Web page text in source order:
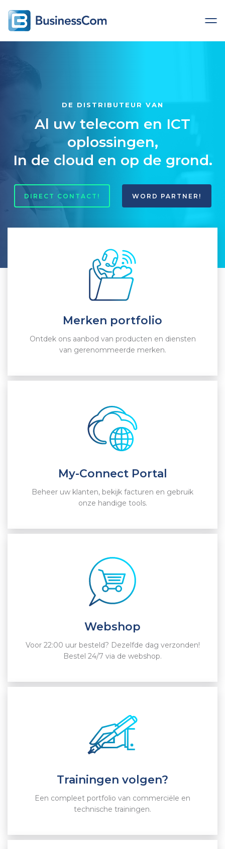
DE DISTRIBUTEUR VAN
Al uw telecom en ICT
oplossingen,
In de cloud en op de grond.
DIRECT CONTACT! WORD PARTNER!
Merken portfolio
Ontdek ons aanbod van producten en diensten
van gerenommeerde merken.
My-Connect Portal
Beheer uw klanten, bekijk facturen en gebruik
onze handige tools.
Webshop
Voor 22:00 uur besteld? Dezelfde dag verzonden!
Bestel 24/7 via de webshop.
Trainingen volgen?
Een compleet portfolio van commerciële en
technische trainingen.